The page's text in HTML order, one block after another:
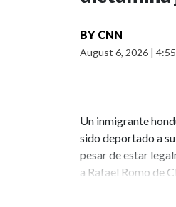
BY CNN
August 6, 2026 |
Un inmigrante
sido deportado a
pesar de estar
a Rafael Romo de